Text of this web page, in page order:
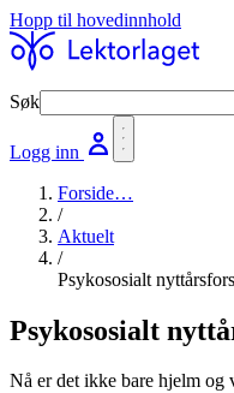
Hopp til hovedinnhold
Søk
Logg inn
Forside…
/
Aktuelt
/
Psykososialt
Psykososialt
Nå er det ikke bare hjelm og